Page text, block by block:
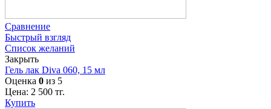
Сравнение
Быстрый взгляд
Список желаний
Закрыть
Гель лак Diva 060, 15 мл
Оценка 0 из 5
Цена: 2 500 тг.
Купить